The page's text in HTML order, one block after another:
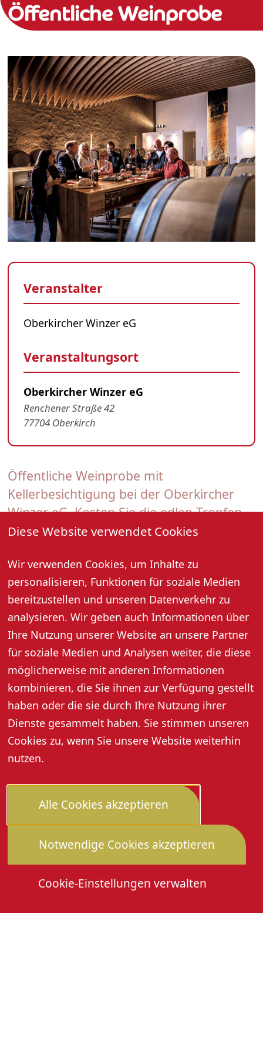
Diese Website verwendet Cookies
Wir verwenden Cookies, um Inhalte zu
personalisieren, Funktionen für soziale Medien
bereitzustellen und unseren Datenverkehr zu
analysieren. Wir geben auch Informationen über
Ihre Nutzung unserer Website an unsere Partner
für soziale Medien und Analysen weiter, die diese
möglicherweise mit anderen Informationen
kombinieren, die Sie ihnen zur Verfügung gestellt
haben oder die sie durch Ihre Nutzung ihrer
Dienste gesammelt haben. Sie stimmen unseren
Cookies zu, wenn Sie unsere Website weiterhin
nutzen.
Alle Cookies akzeptieren
Notwendige Cookies akzeptieren
Cookie-Einstellungen verwalten
Öffentliche Weinprobe
Öffentliche Weinprobe mit
Kellerbesichtigung bei der Oberkircher
Winzer eG. Kosten Sie die edlen Tropfen.
03. Juli 2026, 17:00 Uhr
Öffentliche Weinprobe mit Kellerbesichtigung bei der
Oberkircher Winzer eG
Preis pro Person: 12,- Euro (10,- Euro mit Gästekarte)
an Feiertagen), Dauer ca. 2 Stunden.
Anmeldung: Tel. 07802 92580 oder info@oberkircher-
winzer.de
Veranstalter
Oberkircher Winzer eG
Veranstaltungsort
Oberkircher Winzer eG
Renchener Straße 42
77704 Oberkirch
Die HeimattageDownloadsMitmachen